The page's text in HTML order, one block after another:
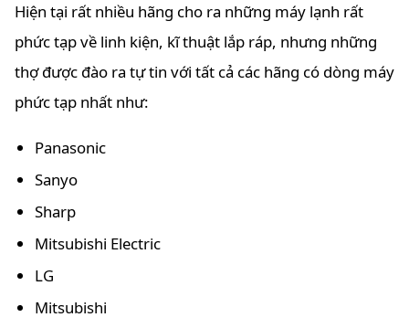
Hiện tại rất nhiều hãng cho ra những máy lạnh rất
phức tạp về linh kiện, kĩ thuật lắp ráp, nhưng những
thợ được đào ra tự tin với tất cả các hãng có dòng máy
phức tạp nhất như:
Panasonic
Sanyo
Sharp
Mitsubishi Electric
LG
Mitsubishi